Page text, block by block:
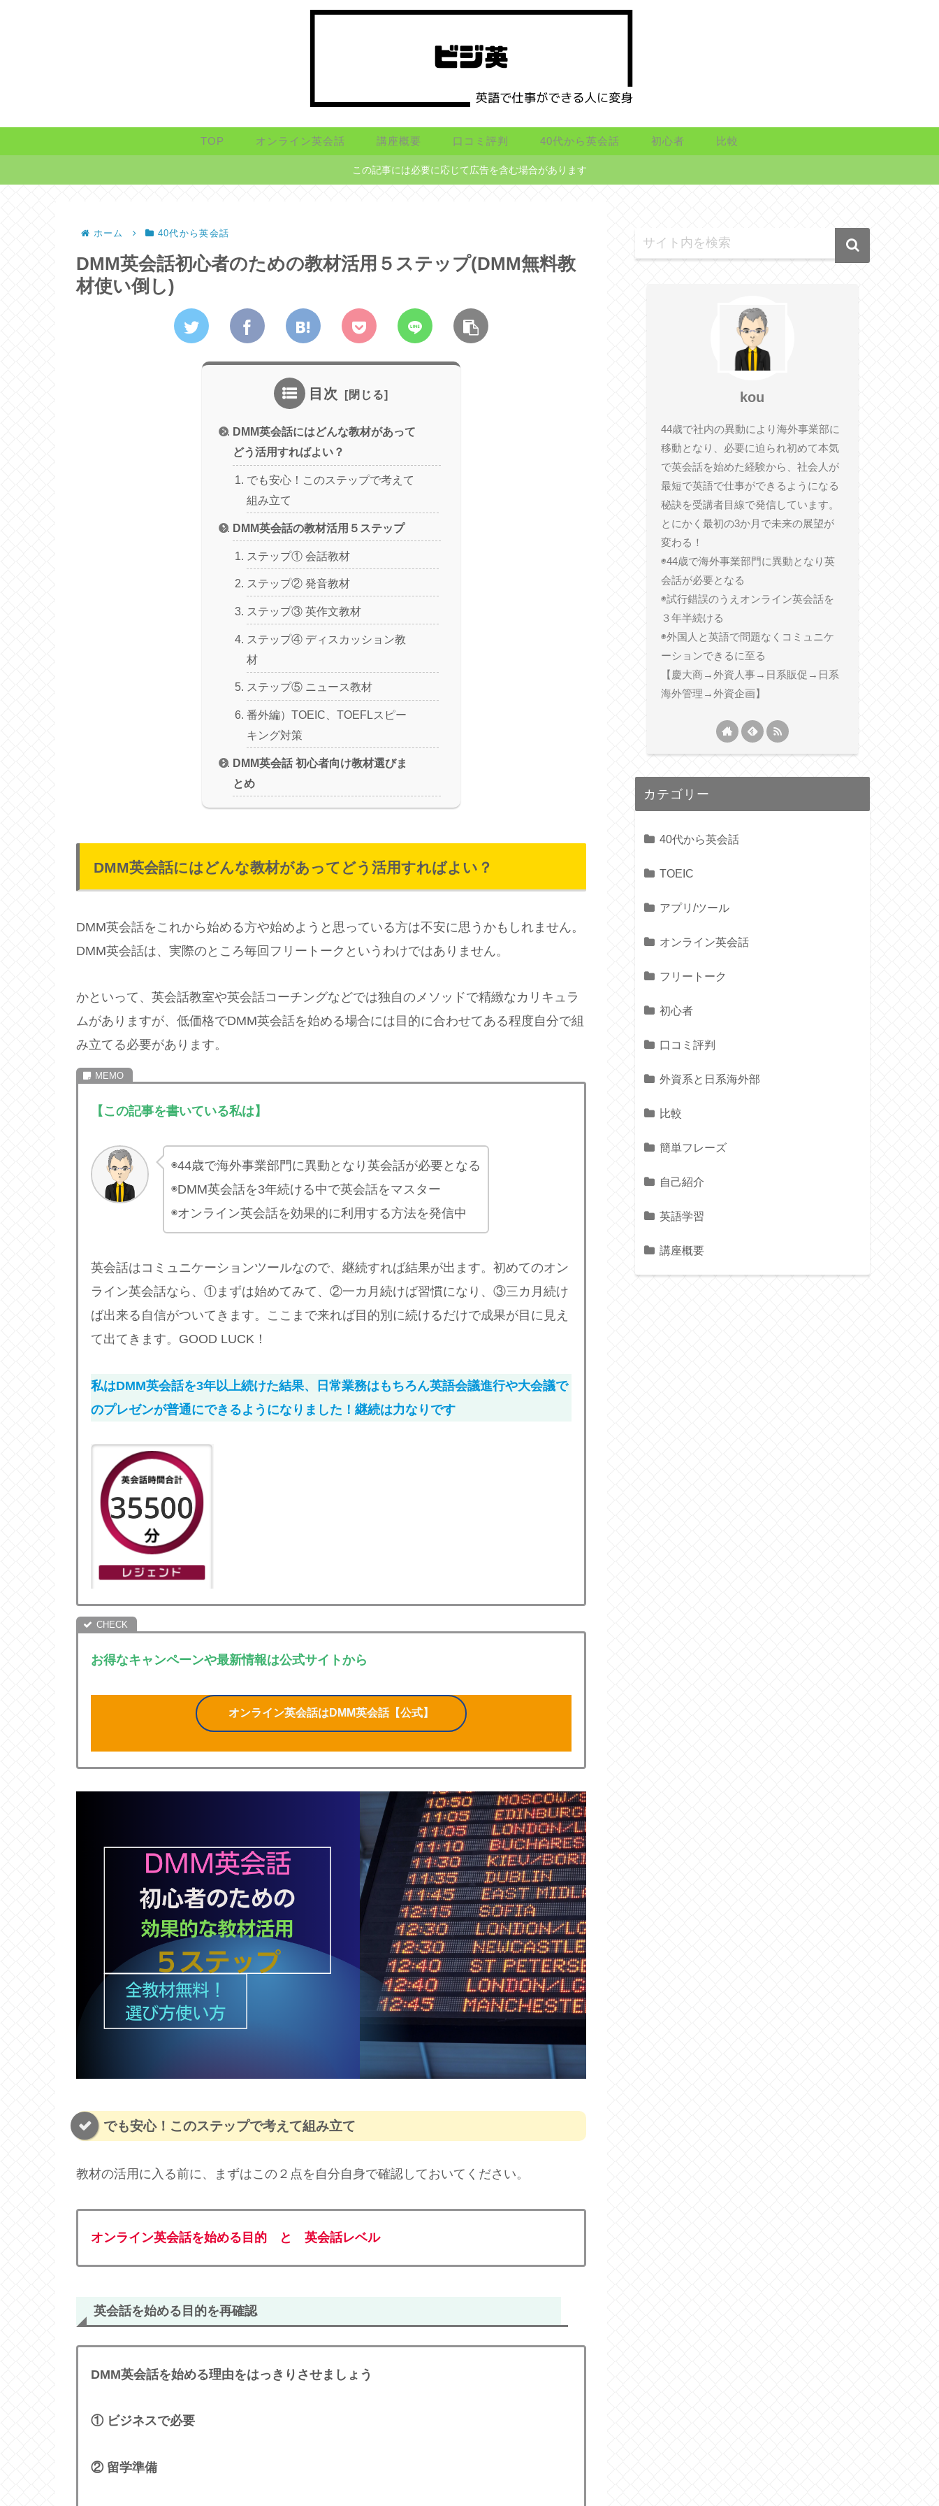
TOP オンライン英会話 講座概要 口コミ評判 40代から英会話 初心者 比較
この記事には必要に応じて広告を含む場合があります
ホーム 40代から英会話
DMM英会話初心者のための教材活用５ステップ(DMM無料教
材使い倒し)
目次
DMM英会話にはどんな教材があって
どう活用すればよい？
でも安心！このステップで考えて
組み立て
DMM英会話の教材活用５ステップ
ステップ① 会話教材
ステップ② 発音教材
ステップ③ 英作文教材
ステップ④ ディスカッション教
材
ステップ⑤ ニュース教材
番外編）TOEIC、TOEFLスピー
キング対策
DMM英会話 初心者向け教材選びま
とめ
DMM英会話にはどんな教材があってどう活用すればよい？
DMM英会話をこれから始める方や始めようと思っている方は不安に思うかもしれません。
DMM英会話は、実際のところ毎回フリートークというわけではありません。
かといって、英会話教室や英会話コーチングなどでは独自のメソッドで精緻なカリキュラ
ムがありますが、低価格でDMM英会話を始める場合には目的に合わせてある程度自分で組
み立てる必要があります。
【この記事を書いている私は】
◉44歳で海外事業部門に異動となり英会話が必要となる
◉DMM英会話を3年続ける中で英会話をマスター
◉オンライン英会話を効果的に利用する方法を発信中
英会話はコミュニケーションツールなので、継続すれば結果が出ます。初めてのオン
ライン英会話なら、①まずは始めてみて、②一カ月続けば習慣になり、③三カ月続け
ば出来る自信がついてきます。ここまで来れば目的別に続けるだけで成果が目に見え
て出てきます。GOOD LUCK！
私はDMM英会話を3年以上続けた結果、日常業務はもちろん英語会議進行や大会議で
のプレゼンが普通にできるようになりました！継続は力なりです
お得なキャンペーンや最新情報は公式サイトから
オンライン英会話はDMM英会話【公式】
でも安心！このステップで考えて組み立て
教材の活用に入る前に、まずはこの２点を自分自身で確認しておいてください。
オンライン英会話を始める目的 と 英会話レベル
英会話を始める目的を再確認
DMM英会話を始める理由をはっきりさせましょう
① ビジネスで必要
② 留学準備
kou
44歳で社内の異動により海外事業部に
移動となり、必要に迫られ初めて本気
で英会話を始めた経験から、社会人が
最短で英語で仕事ができるようになる
秘訣を受講者目線で発信しています。
とにかく最初の3か月で未来の展望が
変わる！
◉44歳で海外事業部門に異動となり英
会話が必要となる
◉試行錯誤のうえオンライン英会話を
３年半続ける
◉外国人と英語で問題なくコミュニケ
ーションできるに至る
【慶大商→外資人事→日系販促→日系
海外管理→外資企画】
カテゴリー
40代から英会話
TOEIC
アプリ/ツール
オンライン英会話
フリートーク
初心者
口コミ評判
外資系と日系海外部
比較
簡単フレーズ
自己紹介
英語学習
講座概要